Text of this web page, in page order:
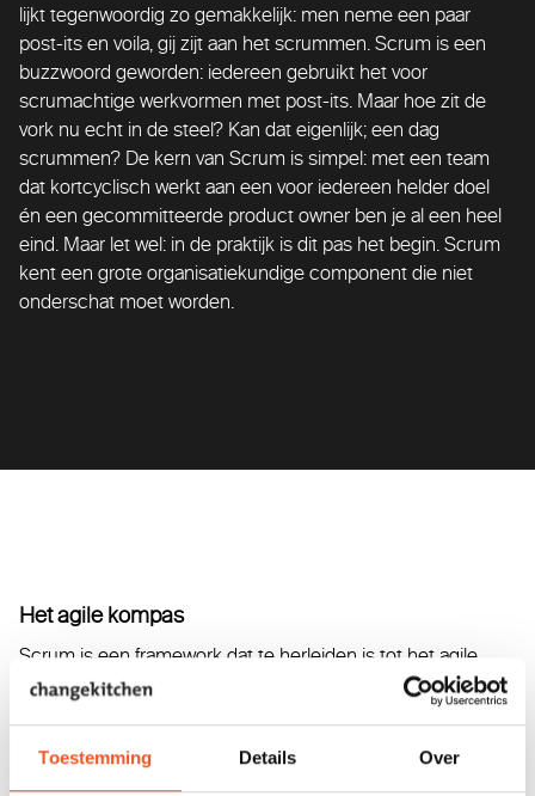
Toestemming Details Over
lijkt tegenwoordig zo gemakkelijk: men neme een paar
post-its en voila, gij zijt aan het scrummen. Scrum is een
buzzwoord geworden: iedereen gebruikt het voor
scrumachtige werkvormen met post-its. Maar hoe zit de
vork nu echt in de steel? Kan dat eigenlijk; een dag
scrummen? De kern van Scrum is simpel: met een team
dat kortcyclisch werkt aan een voor iedereen helder doel
én een gecommitteerde product owner ben je al een heel
eind. Maar let wel: in de praktijk is dit pas het begin. Scrum
kent een grote organisatiekundige component die niet
onderschat moet worden.
Het agile kompas
Scrum is een framework dat te herleiden is tot het agile
gedachtengoed. De agile filosofie bevat een heilig
vertrouwen in mulltidisciplinair, kortcyclisch en visueel
omstandigheden. Dit brengt een paradigmashift met zich